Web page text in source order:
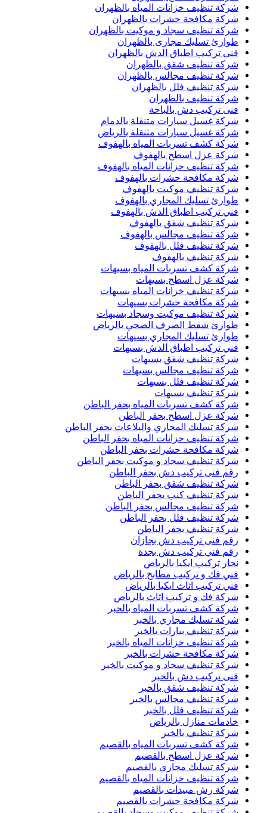
شركة تنظيف خزانات المياه بالظهران
شركة مكافحة حشرات بالظهران
شركة تنظيف سجاد و موكيت بالظهران
طوارئ تسليك مجارى بالظهران
فنى تركيب اطباق الدش بالظهران
شركة تنظيف شقق بالظهران
شركة تنظيف مجالس بالظهران
شركة تنظيف فلل بالظهران
شركة تنظيف بالظهران
فنى تركيب دش بالباحة
شركة غسيل سيارات متنقلة بالدمام
شركة غسيل سيارات متنقلة بالرياض
شركة كشف تسربات المياه بالهفوف
شركة عزل اسطح بالهفوف
شركة تنظيف خزانات المياه بالهفوف
شركة مكافحة حشرات بالهفوف
شركة تنظيف موكيت بالهفوف
طوارئ تسليك المجاري بالهفوف
فني تركيب اطباق الدش بالهفوف
شركة تنظيف شقق بالهفوف
شركة تنظيف مجالس بالهفوف
شركة تنظيف فلل بالهفوف
شركة تنظيف بالهفوف
شركة كشف تسربات المياه بسيهات
شركة عزل اسطح بسيهات
شركة تنظيف خزانات المياه بسيهات
شركة مكافحة حشرات بسيهات
شركة تنظيف موكيت وسجاد بسيهات
طوارئ شفط الصرف الصحي بالرياض
طوارئ تسليك المجاري بسيهات
فني تركيب اطباق الدش بسيهات
شركة تنظيف شقق بسيهات
شركة تنظيف مجالس بسيهات
شركة تنظيف فلل بسيهات
شركة تنظيف بسيهات
شركة كشف تسربات المياه بحفر الباطن
شركة عزل اسطح بحفر الباطن
شركة تسليك المجاري والبلاعات بحفر الباطن
شركة تنظيف خزانات المياه بحفر الباطن
شركة مكافحة حشرات بحفر الباطن
شركة تنظيف سجاد و موكيت بحفر الباطن
رقم فنى تركيب دش بحفر الباطن
شركة تنظيف شقق بحفر الباطن
شركة تنظيف كنب بحفر الباطن
شركة تنظيف مجالس بحفر الباطن
شركة تنظيف فلل بحفر الباطن
شركة تنظيف بحفر الباطن
رقم فنى تركيب دش بجازان
رقم فني تركيب دش بجدة
نجار تركيب ايكيا بالرياض
فني فك و تركيب مطابخ بالرياض
فني تركيب اثاث ايكيا بالرياض
شركة فك و تركيب اثاث بالرياض
شركة كشف تسربات المياه بالخبر
شركة تسليك مجاري بالخبر
شركة تنظيف بيارات بالخبر
شركة تنظيف خزانات المياه بالخبر
شركة مكافحة حشرات بالخبر
شركة تنظيف سجاد و موكيت بالخبر
فنى تركيب دش بالخبر
شركة تنظيف شقق بالخبر
شركة تنظيف مجالس بالخبر
شركة تنظيف فلل بالخبر
خادمات منازل بالرياض
شركة تنظيف بالخبر
شركة كشف تسربات المياه بالقصيم
شركة عزل اسطح بالقصيم
شركة تسليك مجاري بالقصيم
شركة تنظيف خزانات المياه بالقصيم
شركة رش مبيدات بالقصيم
شركة مكافحة حشرات بالقصيم